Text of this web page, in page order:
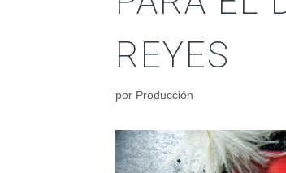
REYES
por Producción